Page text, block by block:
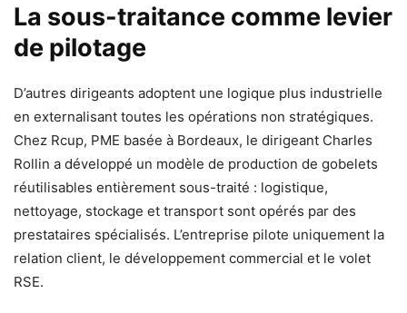
La sous-traitance comme levier
de pilotage
D’autres dirigeants adoptent une logique plus industrielle
en externalisant toutes les opérations non stratégiques.
Chez Rcup, PME basée à Bordeaux, le dirigeant Charles
Rollin a développé un modèle de production de gobelets
réutilisables entièrement sous-traité : logistique,
nettoyage, stockage et transport sont opérés par des
prestataires spécialisés. L’entreprise pilote uniquement la
relation client, le développement commercial et le volet
RSE.